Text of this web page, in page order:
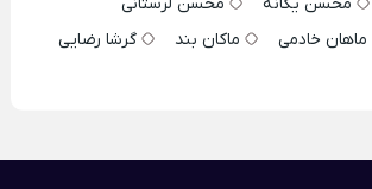
ماهان خادمی ماکان بند
گرشا رضایی